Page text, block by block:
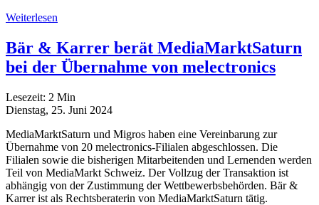
Weiterlesen
Bär & Karrer berät MediaMarktSaturn
bei der Übernahme von melectronics
Lesezeit: 2 Min
Dienstag, 25. Juni 2024
MediaMarktSaturn und Migros haben eine Vereinbarung zur
Übernahme von 20 melectronics-Filialen abgeschlossen. Die
Filialen sowie die bisherigen Mitarbeitenden und Lernenden werden
Teil von MediaMarkt Schweiz. Der Vollzug der Transaktion ist
abhängig von der Zustimmung der Wettbewerbsbehörden. Bär &
Karrer ist als Rechtsberaterin von MediaMarktSaturn tätig.